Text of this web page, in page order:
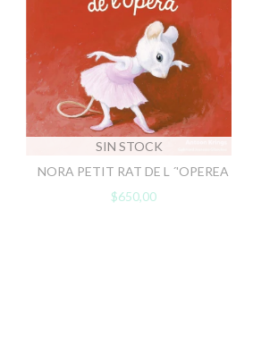
SIN STOCK
NORA PETIT RAT DE L ´'OPEREA
$650,00